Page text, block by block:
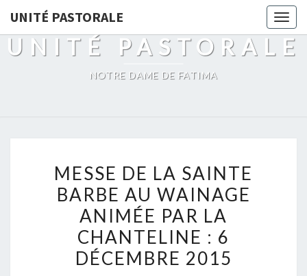
content
UNITÉ PASTORALE
UNITÉ PASTORALE
NOTRE DAME DE FATIMA
DE
LA
SAINTE
BARBE
AU
WAINAGE
MESSE DE LA SAINTE
BARBE AU WAINAGE
ANIMÉE PAR LA
CHANTELINE : 6
DÉCEMBRE 2015